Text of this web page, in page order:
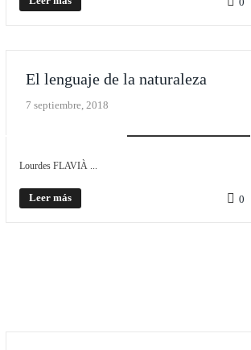
El lenguaje de la naturaleza
7 septiembre, 2018
Lourdes FLAVIÀ ...
Leer más 0